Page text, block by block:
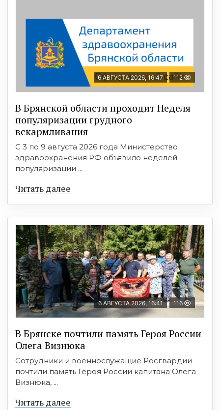
6 АВГУСТА 2026, 16:47 112
В Брянской области проходит Неделя
популяризации грудного
вскармливания
С 3 по 9 августа 2026 года Министерство
здравоохранения РФ объявило неделей
популяризации ...
Читать далее
6 АВГУСТА 2026, 16:41 116
В Брянске почтили память Героя России
Олега Визнюка
Сотрудники и военнослужащие Росгвардии
почтили память Героя России капитана Олега
Визнюка, ...
Читать далее